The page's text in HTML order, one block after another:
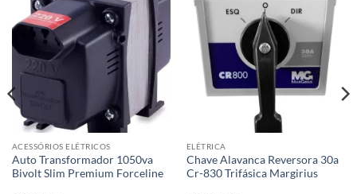
ACESSÓRIOS ELÉTRICOS
Auto Transformador 1050va
Bivolt Slim Premium Forceline
ELÉTRICA
Chave Alavanca Reversora 30a
Cr-830 Trifásica Margirius